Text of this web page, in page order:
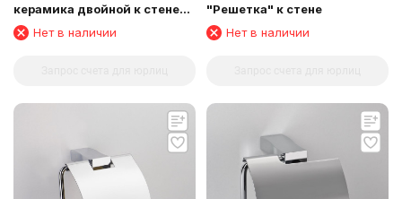
керамика двойной к стене
SCHEIN (324C)
Нет в наличии
"Решетка" к стене
Нет в наличии